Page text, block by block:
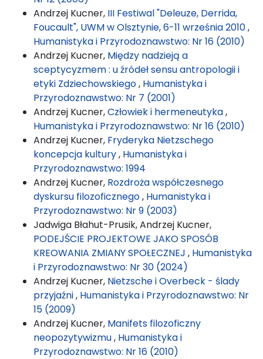
Andrzej Kucner, III Festiwal "Deleuze, Derrida,
Foucault", UWM w Olsztynie, 6-11 września 2010,
Humanistyka i Przyrodoznawstwo: Nr 16 (2010)
Andrzej Kucner, Między nadzieją a
sceptycyzmem : u źródeł sensu antropologii i
etyki Zdziechowskiego, Humanistyka i
Przyrodoznawstwo: Nr 7 (2001)
Andrzej Kucner,Człowiek i hermeneutyka,
Humanistyka i Przyrodoznawstwo: Nr 16 (2010)
Andrzej Kucner, Fryderyka Nietzschego
koncepcja kultury, Humanistyka i
Przyrodoznawstwo: 1994
Andrzej Kucner, Rozdroża współczesnego
dyskursu filozoficznego, Humanistyka i
Przyrodoznawstwo: Nr 9 (2003)
Jadwiga Błahut-Prusik, Andrzej Kucner,
PODEJŚCIE PROJEKTOWE JAKO SPOSÓB
KREOWANIA ZMIANY SPOŁECZNEJ , Humanistyka
i Przyrodoznawstwo: Nr 30 (2024)
Andrzej Kucner, Nietzsche i Overbeck - ślady
przyjaźni, Humanistyka i Przyrodoznawstwo: Nr
15 (2009)
Andrzej Kucner, Manifets filozoficzny
neopozytywizmu, Humanistyka i
Przyrodoznawstwo: Nr 16 (2010)